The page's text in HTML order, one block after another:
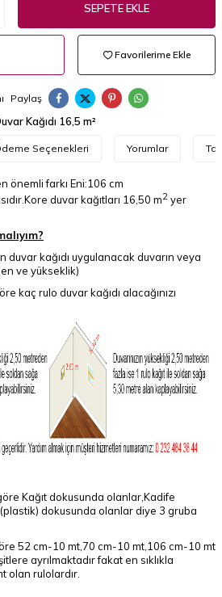
SEPETE EKLE
Favorilerime Ekle
Paylaş
Kağıdı 16,5 m²
Seçenekleri Yorumlar
önemli farkı Eni:106 cm
duvar kağıtları 16,50 m2 yer
duvar kağıdı uygulanacak duvarın veya
ve yükseklik)
kaç rulo duvar kağıdı alacağınızı
Kağıt dokusunda olanlar,Kadife
dokusunda olanlar diye 3 gruba
52 cm-10 mt,70 cm-10 mt,106 cm-10 mt
ayrılmaktadır fakat en sıklıkla
olan rulolardır.